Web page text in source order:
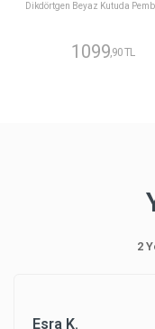
Dikdörtgen Beyaz Kutuda
1099,90 TL
2
Esra K.